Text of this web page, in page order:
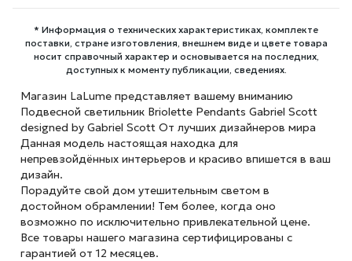
* Информация о технических характеристиках, комплекте
поставки, стране изготовления, внешнем виде и цвете товара
носит справочный характер и основывается на последних,
доступных к моменту публикации, сведениях.
Магазин LaLume представляет вашему вниманию
Подвесной светильник Briolette Pendants Gabriel Scott
designed by Gabriel Scott От лучших дизайнеров мира
Данная модель настоящая находка для
непревзойдённых интерьеров и красиво впишется в ваш
дизайн.
Порадуйте свой дом утешительным светом в
достойном обрамлении! Тем более, когда оно
возможно по исключительно привлекательной цене.
Все товары нашего магазина сертифицированы с
гарантией от 12 месяцев.